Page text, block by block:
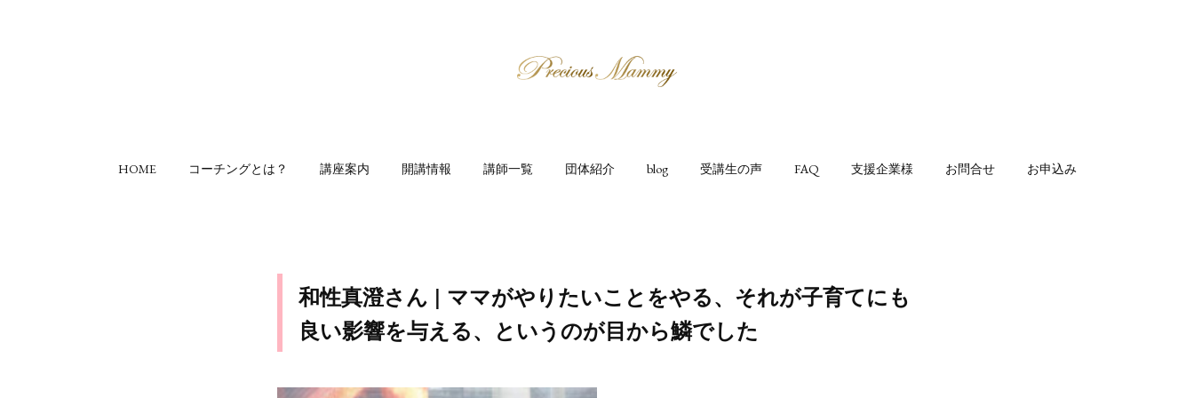
HOME コーチングとは？ 講座案内 開講情報 講師一覧 団体紹介 blog 受講生の声 FAQ 支援企業様 お問合せ お申込み
和性真澄さん | ママがやりたいことをやる、それが子育てにも
良い影響を与える、というのが目から鱗でした